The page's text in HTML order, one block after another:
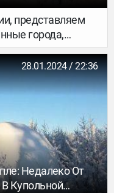
представляем
города,
есть еще
пиров.
28.01.2024 / 22:36
Недалеко От
Купольной